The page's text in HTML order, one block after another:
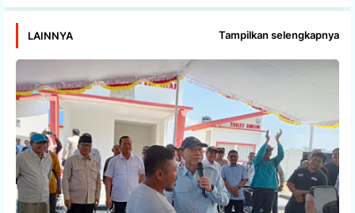
LAINNYA Tampilkan selengkapnya